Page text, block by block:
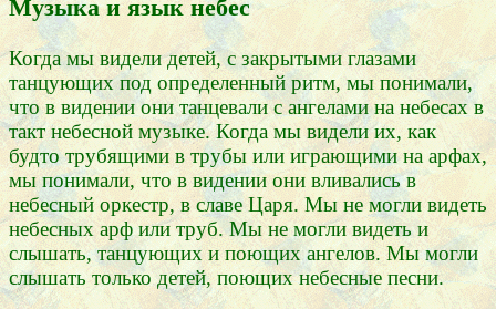
Музыка и язык небес
Когда мы видели детей, с закрытыми глазами
танцующих под определенный ритм, мы понимали,
что в видении они танцевали с ангелами на небесах в
такт небесной музыке. Когда мы видели их, как
будто трубящими в трубы или играющими на арфах,
мы понимали, что в видении они вливались в
небесный оркестр, в славе Царя. Мы не могли видеть
небесных арф или труб. Мы не могли видеть и
слышать, танцующих и поющих ангелов. Мы могли
слышать только детей, поющих небесные песни.